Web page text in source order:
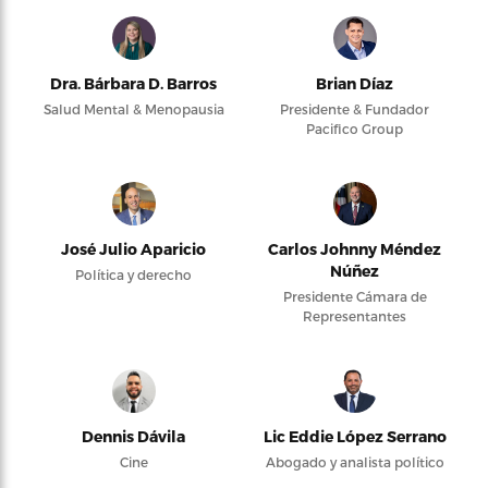
Dra. Bárbara D. Barros
Salud Mental & Menopausia
Brian Díaz
Presidente & Fundador
Pacifico Group
José Julio Aparicio
Política y derecho
Carlos Johnny Méndez
Núñez
Presidente Cámara de
Representantes
Dennis Dávila
Cine
Lic Eddie López Serrano
Abogado y analista político